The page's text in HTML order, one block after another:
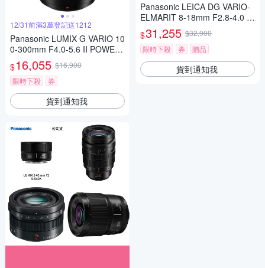
12/31前滿3萬登記送1212
Panasonic LUMIX G VARIO 10
0-300mm F4.0-5.6 II POWER
O.I.S.二代變焦鏡頭 公司貨
$16,055 $16,900
限時下殺
券
貨到通知我
Panasonic LEICA DG VARIO-
ELMARIT 8-18mm F2.8-4.0 A
SPH. 廣角變焦鏡頭 公司貨
$31,255 $32,900
限時下殺
券 贈品
貨到通知我